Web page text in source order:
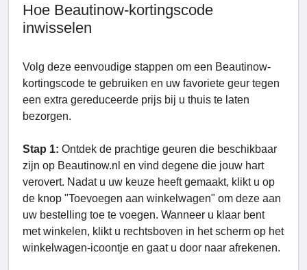
Hoe Beautinow-kortingscode
inwisselen
Volg deze eenvoudige stappen om een ​​Beautinow-
kortingscode te gebruiken en uw favoriete geur tegen
een extra gereduceerde prijs bij u thuis te laten
bezorgen.
Stap 1: Ontdek de prachtige geuren die beschikbaar
zijn op Beautinow.nl en vind degene die jouw hart
verovert. Nadat u uw keuze heeft gemaakt, klikt u op
de knop "Toevoegen aan winkelwagen" om deze aan
uw bestelling toe te voegen. Wanneer u klaar bent
met winkelen, klikt u rechtsboven in het scherm op het
winkelwagen-icoontje en gaat u door naar afrekenen.